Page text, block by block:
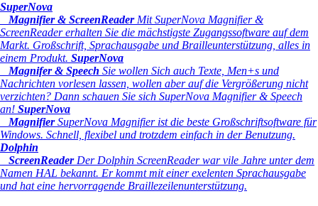
SuperNova
Magnifier & ScreenReaderMit SuperNova Magnifier &
ScreenReader erhalten Sie die mächstigste Zugangssoftware auf dem
Markt. Großschrift, Sprachausgabe und Brailleunterstützung, alles in
einem Produkt. SuperNova
Magnifer & Speech Sie wollen Sich auch Texte, Men+s und
Nachrichten vorlesen lassen, wollen aber auf die Vergrößerung nicht
verzichten? Dann schauen Sie sich SuperNova Magnifier & Speech
an! SuperNova
MagnifierSuperNova Magnifier ist die beste Großschriftsoftware für
Windows. Schnell, flexibel und trotzdem einfach in der Benutzung.
Dolphin
ScreenReaderDer Dolphin ScreenReader war vile Jahre unter dem
Namen HAL bekannt. Er kommt mit einer exelenten Sprachausgabe
und hat eine hervorragende Braillezeilenunterstützung.